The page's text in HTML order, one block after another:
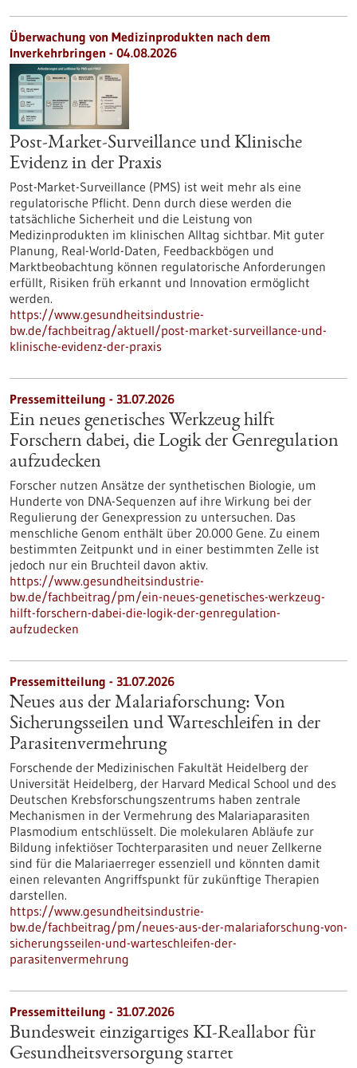
Überwachung von Medizinprodukten nach dem
Inverkehrbringen - 04.08.2026
Post-Market-Surveillance und Klinische
Evidenz in der Praxis
Post-Market-Surveillance (PMS) ist weit mehr als eine
regulatorische Pflicht. Denn durch diese werden die
tatsächliche Sicherheit und die Leistung von
Medizinprodukten im klinischen Alltag sichtbar. Mit guter
Planung, Real-World-Daten, Feedbackbögen und
Marktbeobachtung können regulatorische Anforderungen
erfüllt, Risiken früh erkannt und Innovation ermöglicht
werden.
https://www.gesundheitsindustrie-
bw.de/fachbeitrag/aktuell/post-market-surveillance-und-
klinische-evidenz-der-praxis
Pressemitteilung - 31.07.2026
Ein neues genetisches Werkzeug hilft
Forschern dabei, die Logik der Genregulation
aufzudecken
Forscher nutzen Ansätze der synthetischen Biologie, um
Hunderte von DNA-Sequenzen auf ihre Wirkung bei der
Regulierung der Genexpression zu untersuchen. Das
menschliche Genom enthält über 20.000 Gene. Zu einem
bestimmten Zeitpunkt und in einer bestimmten Zelle ist
jedoch nur ein Bruchteil davon aktiv.
https://www.gesundheitsindustrie-
bw.de/fachbeitrag/pm/ein-neues-genetisches-werkzeug-
hilft-forschern-dabei-die-logik-der-genregulation-
aufzudecken
Pressemitteilung - 31.07.2026
Neues aus der Malariaforschung: Von
Sicherungsseilen und Warteschleifen in der
Parasitenvermehrung
Forschende der Medizinischen Fakultät Heidelberg der
Universität Heidelberg, der Harvard Medical School und des
Deutschen Krebsforschungszentrums haben zentrale
Mechanismen in der Vermehrung des Malariaparasiten
Plasmodium entschlüsselt. Die molekularen Abläufe zur
Bildung infektiöser Tochterparasiten und neuer Zellkerne
sind für die Malariaerreger essenziell und könnten damit
einen relevanten Angriffspunkt für zukünftige Therapien
darstellen.
https://www.gesundheitsindustrie-
bw.de/fachbeitrag/pm/neues-aus-der-malariaforschung-von-
sicherungsseilen-und-warteschleifen-der-
parasitenvermehrung
Pressemitteilung - 31.07.2026
Bundesweit einzigartiges KI-Reallabor für
Gesundheits­versorgung startet